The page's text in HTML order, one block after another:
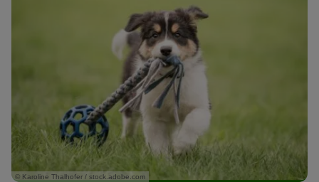
© Karoline Thalhofer / stock.adobe.com